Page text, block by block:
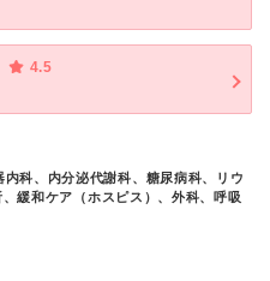
4.5
科、内分泌代謝科、糖尿病科、リウ
緩和ケア（ホスピス）、外科、呼吸